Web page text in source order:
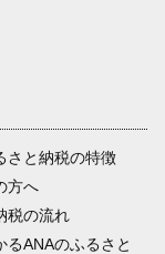
さと納税の特徴
方へ
税の流れ
るANAのふるさと